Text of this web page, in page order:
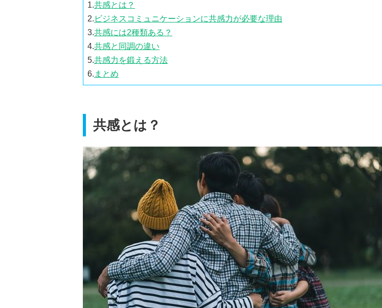
1.共感とは？
2. ビジネスコミュニケーションに共感力が必要な理由
3.共感には2種類ある？
4.共感と同調の違い
5.共感力を鍛える方法
6. まとめ
共感とは？